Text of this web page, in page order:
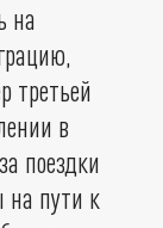
на
третьей
в
поездки
на пути к